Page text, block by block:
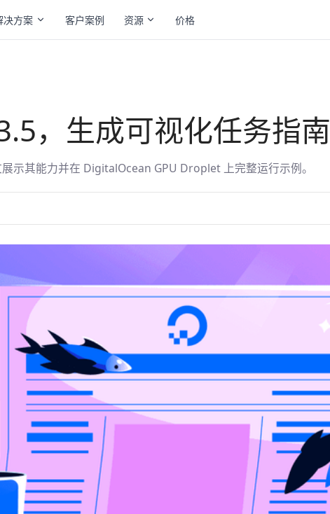
决方案 客户案例 资源 价格
，生成可视化任务指南
示其能力并在 DigitalOcean GPU Droplet 上完整运行示例。